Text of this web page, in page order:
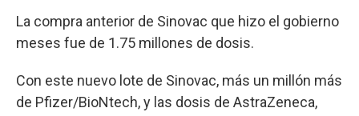
La compra anterior de Sinovac que hizo el gobierno
meses fue de 1.75 millones de dosis.
Con este nuevo lote de Sinovac, más un millón más
de Pfizer/BioNtech, y las dosis de AstraZeneca,